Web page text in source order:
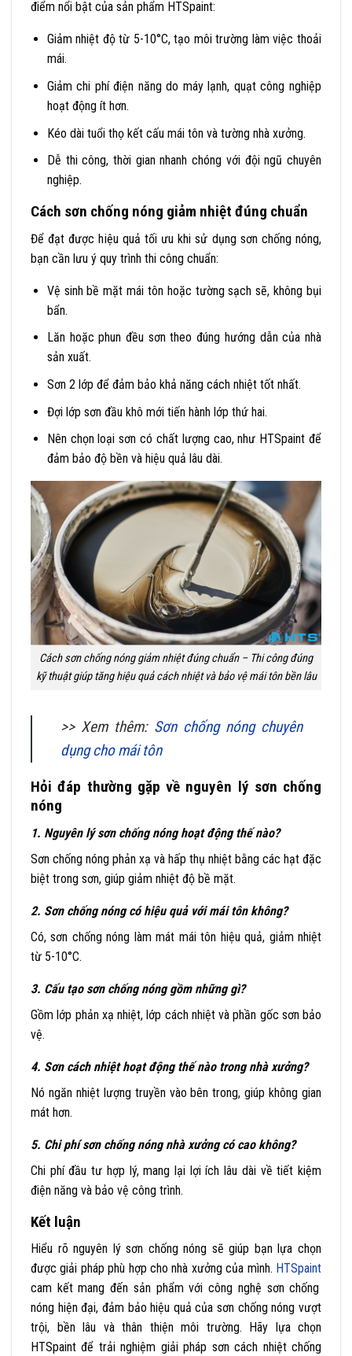
điểm nổi bật của sản phẩm HTSpaint:
Giảm nhiệt độ từ 5-10°C, tạo môi trường làm việc thoải
mái.
Giảm chi phí điện năng do máy lạnh, quạt công nghiệp
hoạt động ít hơn.
Kéo dài tuổi thọ kết cấu mái tôn và tường nhà xưởng.
Dễ thi công, thời gian nhanh chóng với đội ngũ chuyên
nghiệp.
Cách sơn chống nóng giảm nhiệt đúng chuẩn
Để đạt được hiệu quả tối ưu khi sử dụng sơn chống nóng,
bạn cần lưu ý quy trình thi công chuẩn:
Vệ sinh bề mặt mái tôn hoặc tường sạch sẽ, không bụi
bẩn.
Lăn hoặc phun đều sơn theo đúng hướng dẫn của nhà
sản xuất.
Sơn 2 lớp để đảm bảo khả năng cách nhiệt tốt nhất.
Đợi lớp sơn đầu khô mới tiến hành lớp thứ hai.
Nên chọn loại sơn có chất lượng cao, như HTSpaint để
đảm bảo độ bền và hiệu quả lâu dài.
Cách sơn chống nóng giảm nhiệt đúng chuẩn – Thi công đúng
kỹ thuật giúp tăng hiệu quả cách nhiệt và bảo vệ mái tôn bền lâu
>> Xem thêm: Sơn chống nóng chuyên
dụng cho mái tôn
Hỏi đáp thường gặp về nguyên lý sơn chống
nóng
1. Nguyên lý sơn chống nóng hoạt động thế nào?
Sơn chống nóng phản xạ và hấp thụ nhiệt bằng các hạt đặc
biệt trong sơn, giúp giảm nhiệt độ bề mặt.
2. Sơn chống nóng có hiệu quả với mái tôn không?
Có, sơn chống nóng làm mát mái tôn hiệu quả, giảm nhiệt
từ 5-10°C.
3. Cấu tạo sơn chống nóng gồm những gì?
Gồm lớp phản xạ nhiệt, lớp cách nhiệt và phần gốc sơn bảo
vệ.
4. Sơn cách nhiệt hoạt động thế nào trong nhà xưởng?
Nó ngăn nhiệt lượng truyền vào bên trong, giúp không gian
mát hơn.
5. Chi phí sơn chống nóng nhà xưởng có cao không?
Chi phí đầu tư hợp lý, mang lại lợi ích lâu dài về tiết kiệm
điện năng và bảo vệ công trình.
Kết luận
Hiểu rõ nguyên lý sơn chống nóng sẽ giúp bạn lựa chọn
được giải pháp phù hợp cho nhà xưởng của mình. HTSpaint
cam kết mang đến sản phẩm với công nghệ sơn chống
nóng hiện đại, đảm bảo hiệu quả của sơn chống nóng vượt
trội, bền lâu và thân thiện môi trường. Hãy lựa chọn
HTSpaint để trải nghiệm giải pháp sơn cách nhiệt chống